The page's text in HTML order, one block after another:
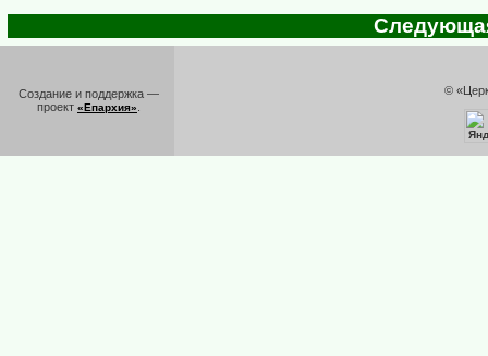
Создание и поддержка —
проект «Епархия»
©